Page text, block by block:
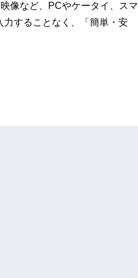
像など、PCやケータイ、スマ
することなく、「簡単・安